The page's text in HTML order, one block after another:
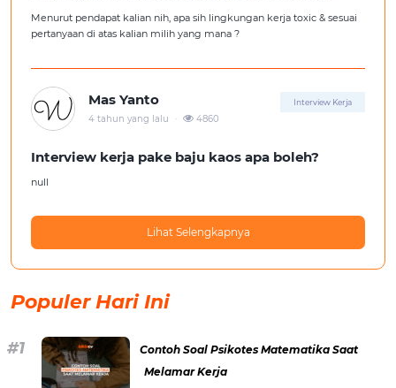
Menurut pendapat kalian nih, apa sih lingkungan kerja toxic & sesuai
pertanyaan di atas kalian milih yang mana ?
Mas Yanto Interview Kerja
4 tahun yang lalu . 4860
Interview kerja pake baju kaos apa boleh?
null
Lihat Selengkapnya
Populer Hari Ini
Contoh Soal Psikotes Matematika Saat
Melamar Kerja